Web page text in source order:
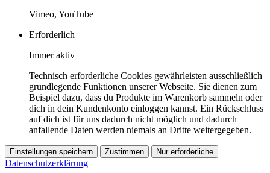
Vimeo, YouTube
Erforderlich
Immer aktiv
Technisch erforderliche Cookies gewährleisten ausschließlich
grundlegende Funktionen unserer Webseite. Sie dienen zum
Beispiel dazu, dass du Produkte im Warenkorb sammeln oder
dich in dein Kundenkonto einloggen kannst. Ein Rückschluss
auf dich ist für uns dadurch nicht möglich und dadurch
anfallende Daten werden niemals an Dritte weitergegeben.
Einstellungen speichern Zustimmen Nur erforderliche
Datenschutzerklärung